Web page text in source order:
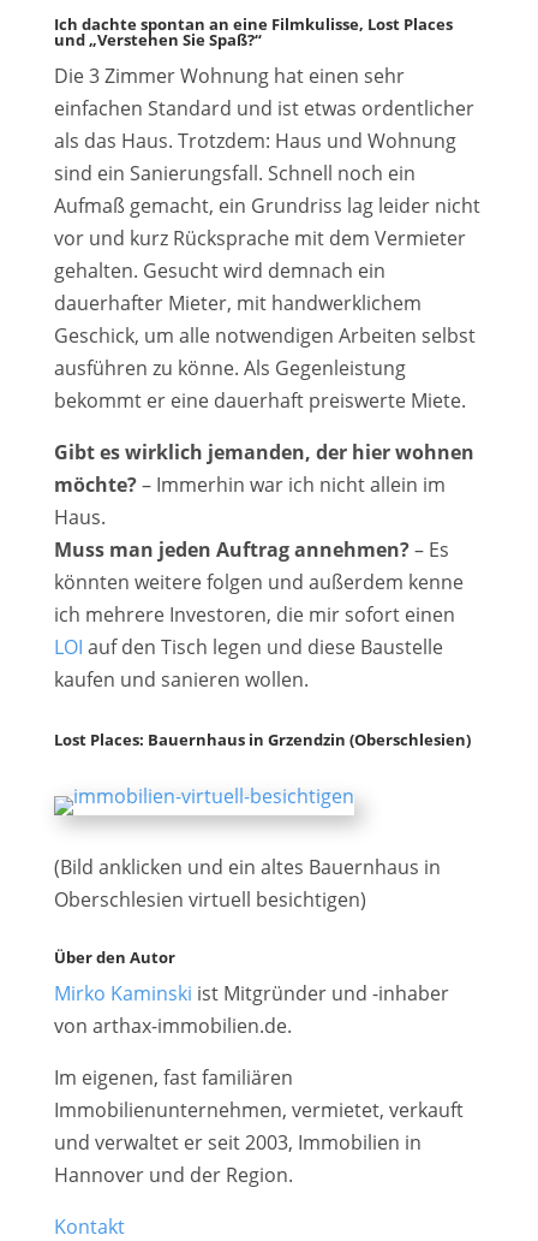
Ich dachte spontan an eine Filmkulisse, Lost Places
und „Verstehen Sie Spaß?“
Die 3 Zimmer Wohnung hat einen sehr
einfachen Standard und ist etwas ordentlicher
als das Haus. Trotzdem: Haus und Wohnung
sind ein Sanierungsfall. Schnell noch ein
Aufmaß gemacht, ein Grundriss lag leider nicht
vor und kurz Rücksprache mit dem Vermieter
gehalten. Gesucht wird demnach ein
dauerhafter Mieter, mit handwerklichem
Geschick, um alle notwendigen Arbeiten selbst
ausführen zu könne. Als Gegenleistung
bekommt er eine dauerhaft preiswerte Miete.
Gibt es wirklich jemanden, der hier wohnen
möchte?– Immerhin war ich nicht allein im
Haus.
Muss man jeden Auftrag annehmen?– Es
könnten weitere folgen und außerdem kenne
ich mehrere Investoren, die mir sofort einen
LOI auf den Tisch legen und diese Baustelle
kaufen und sanieren wollen.
Lost Places: Bauernhaus in Grzendzin (Oberschlesien)
(Bild anklicken und ein altes Bauernhaus in
Oberschlesien virtuell besichtigen)
Über den Autor
Mirko Kaminski ist Mitgründer und -inhaber
von arthax-immobilien.de.
Im eigenen, fast familiären
Immobilienunternehmen, vermietet, verkauft
und verwaltet er seit 2003, Immobilien in
Hannover und der Region.
Kontakt